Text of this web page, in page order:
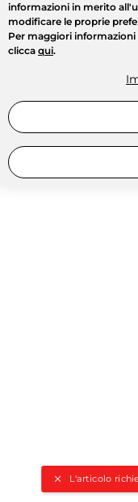
L'articolo
informazioni in merito
modificare le proprie
Per maggiori informazioni
clicca qui.